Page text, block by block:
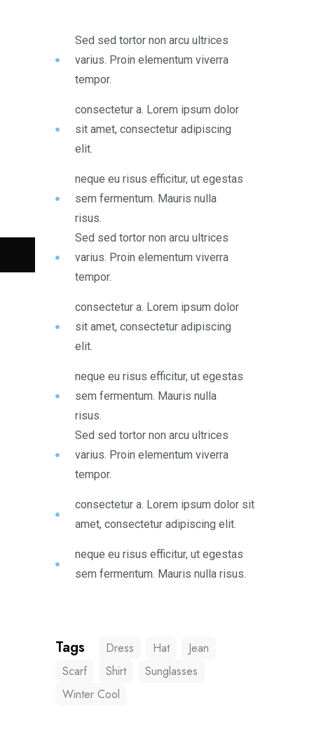
Sed sed tortor non arcu ultrices
varius. Proin elementum viverra
tempor.
consectetur a. Lorem ipsum dolor
sit amet, consectetur adipiscing
elit.
neque eu risus efficitur, ut egestas
sem fermentum. Mauris nulla
risus.
Sed sed tortor non arcu ultrices
varius. Proin elementum viverra
tempor.
consectetur a. Lorem ipsum dolor
sit amet, consectetur adipiscing
elit.
neque eu risus efficitur, ut egestas
sem fermentum. Mauris nulla
risus.
Sed sed tortor non arcu ultrices
varius. Proin elementum viverra
tempor.
consectetur a. Lorem ipsum dolor sit
amet, consectetur adipiscing elit.
neque eu risus efficitur, ut egestas
sem fermentum. Mauris nulla risus.
Tags Dress Hat
Jean
Scarf
Shirt
Sunglasses
Winter Cool